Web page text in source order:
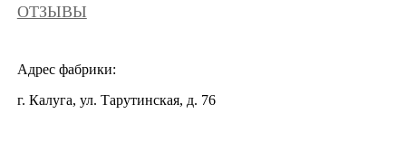
ОТЗЫВЫ
Адрес фабрики:
г. Калуга, ул. Тарутинская, д. 76